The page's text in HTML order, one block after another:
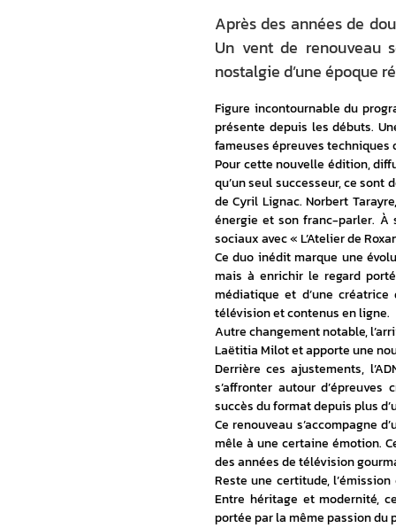
Après des années de
Un vent de renouveau
nostalgie d’une époque
Figure incontournable du
présente depuis les débuts.
fameuses épreuves techniques
Pour cette nouvelle édition,
qu’un seul successeur, ce
de Cyril Lignac. Norbert
énergie et son franc-parler. À
sociaux avec « L’Atelier de
Ce duo inédit marque une
mais à enrichir le regard
médiatique et d’une
télévision et contenus en ligne.
Autre changement notable,
Laëtitia Milot et apporte une
Derrière ces ajustements,
s’affronter autour
succès du format depuis plus
Ce renouveau s’accompagne
mêle à une certaine émotion.
des années de télévision
Reste une certitude,
Entre héritage et modernité,
portée par la même passion du